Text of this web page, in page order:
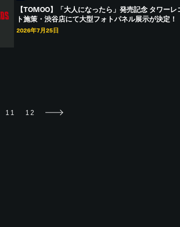
【TOMOO】「大人になったら」発売記念 タワー
ト施策・渋谷店にて大型フォトパネル展示が決定！
2026年7月25日
11 12